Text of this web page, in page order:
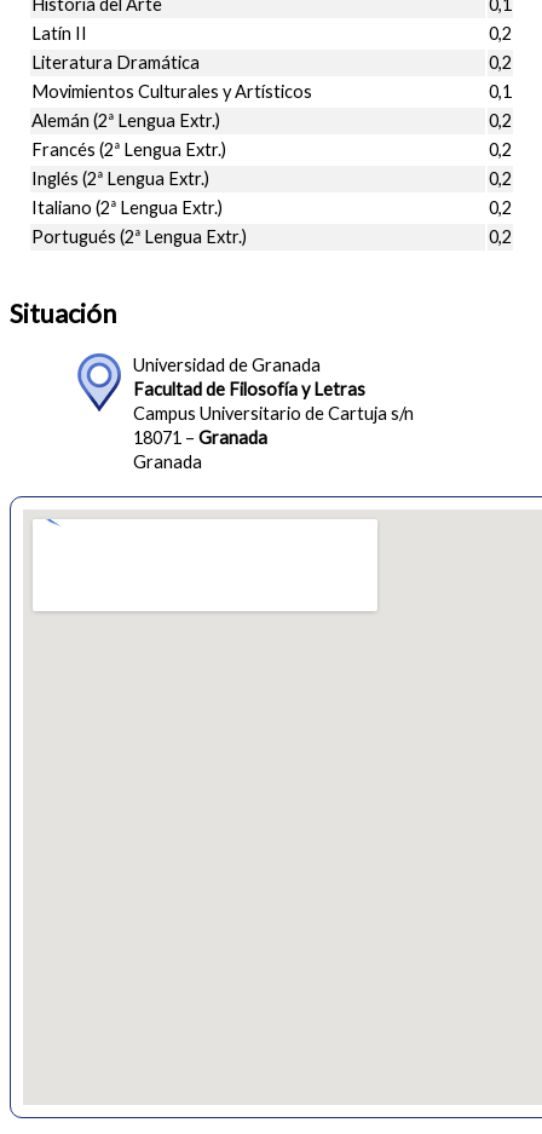
Historia del Arte
0,1
Latín II
0,2
Literatura Dramática
0,2
Movimientos Culturales y Artísticos
0,1
Alemán (2ª Lengua Extr.)
0,2
Francés (2ª Lengua Extr.)
0,2
Inglés (2ª Lengua Extr.)
0,2
Italiano (2ª Lengua Extr.)
0,2
Portugués (2ª Lengua Extr.)
0,2
Situación
Universidad de Granada
Facultad de Filosofía y Letras
Campus Universitario de Cartuja s/n
18071 – Granada
Granada